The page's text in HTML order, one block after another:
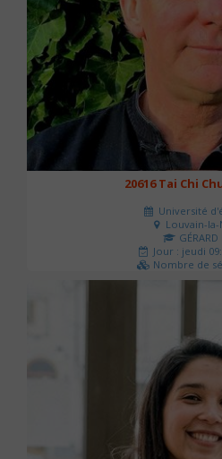
20616 Tai Chi
Université
Louvain-la-
GÉRARD
Jour : jeudi
Nombre de